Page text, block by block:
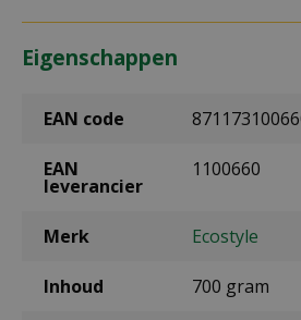
Eigenschappen
EAN code
EAN
leverancier
1100660
Merk Ecostyle
Inhoud 700 gram